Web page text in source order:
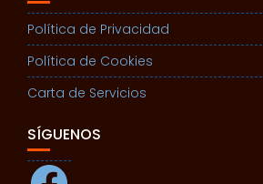
Política de Privacidad
Política de Cookies
Carta de Servicios
SÍGUENOS
Facebook